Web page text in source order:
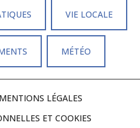
VIE LOCALE
MÉTÉO
MENTIONS LÉGALES
ET COOKIES